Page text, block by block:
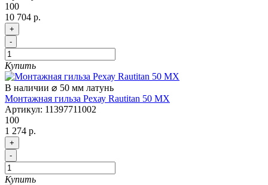
100
10 704 р.
+
-
Купить
В наличии ⌀ 50 мм латунь
Монтажная гильза Рехау Rautitan 50 MX
Артикул: 11397711002
100
1 274 р.
+
-
Купить